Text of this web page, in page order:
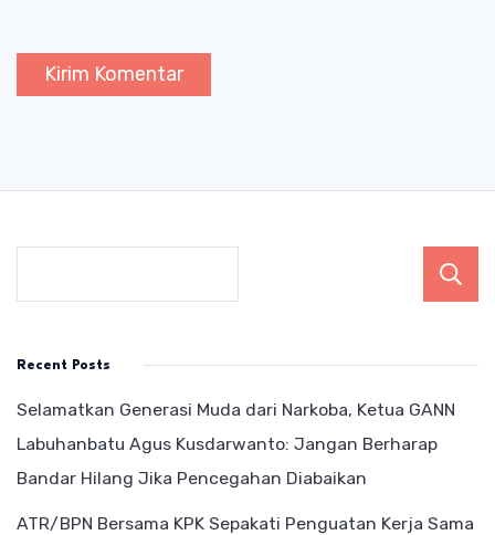
Recent Posts
Selamatkan Generasi Muda dari Narkoba, Ketua GANN
Labuhanbatu Agus Kusdarwanto: Jangan Berharap
Bandar Hilang Jika Pencegahan Diabaikan
ATR/BPN Bersama KPK Sepakati Penguatan Kerja Sama